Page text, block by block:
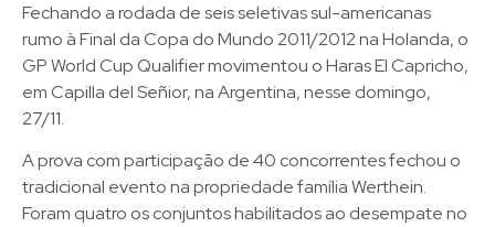
Fechando a rodada de seis seletivas sul-americanas
rumo à Final da Copa do Mundo 2011/2012 na Holanda, o
GP World Cup Qualifier movimentou o Haras El Capricho,
em Capilla del Señior, na Argentina, nesse domingo,
27/11.
A prova com participação de 40 concorrentes fechou o
tradicional evento na propriedade família Werthein.
Foram quatro os conjuntos habilitados ao desempate no